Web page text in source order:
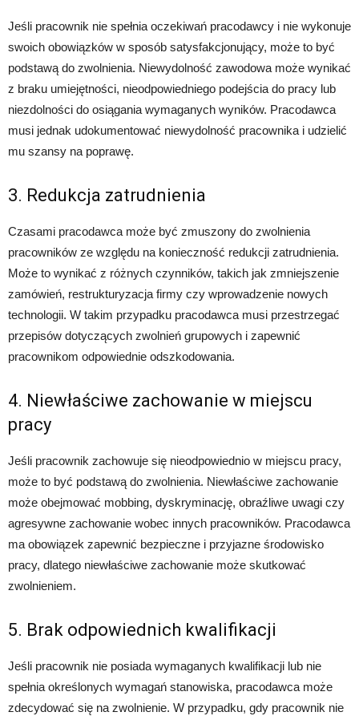
Jeśli pracownik nie spełnia oczekiwań pracodawcy i nie wykonuje
swoich obowiązków w sposób satysfakcjonujący, może to być
podstawą do zwolnienia. Niewydolność zawodowa może wynikać
z braku umiejętności, nieodpowiedniego podejścia do pracy lub
niezdolności do osiągania wymaganych wyników. Pracodawca
musi jednak udokumentować niewydolność pracownika i udzielić
mu szansy na poprawę.
3. Redukcja zatrudnienia
Czasami pracodawca może być zmuszony do zwolnienia
pracowników ze względu na konieczność redukcji zatrudnienia.
Może to wynikać z różnych czynników, takich jak zmniejszenie
zamówień, restrukturyzacja firmy czy wprowadzenie nowych
technologii. W takim przypadku pracodawca musi przestrzegać
przepisów dotyczących zwolnień grupowych i zapewnić
pracownikom odpowiednie odszkodowania.
4. Niewłaściwe zachowanie w miejscu
pracy
Jeśli pracownik zachowuje się nieodpowiednio w miejscu pracy,
może to być podstawą do zwolnienia. Niewłaściwe zachowanie
może obejmować mobbing, dyskryminację, obraźliwe uwagi czy
agresywne zachowanie wobec innych pracowników. Pracodawca
ma obowiązek zapewnić bezpieczne i przyjazne środowisko
pracy, dlatego niewłaściwe zachowanie może skutkować
zwolnieniem.
5. Brak odpowiednich kwalifikacji
Jeśli pracownik nie posiada wymaganych kwalifikacji lub nie
spełnia określonych wymagań stanowiska, pracodawca może
zdecydować się na zwolnienie. W przypadku, gdy pracownik nie